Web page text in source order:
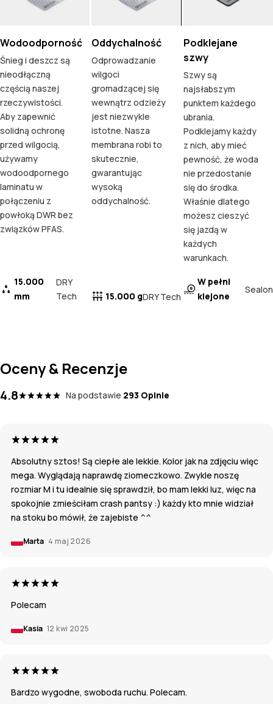
Wodoodporność
Śnieg i deszcz są
nieodłączną
częścią naszej
rzeczywistości.
Aby zapewnić
solidną ochronę
przed wilgocią,
używamy
wodoodpornego
laminatu w
połączeniu z
powłoką DWR bez
związków PFAS.
15.000
mm
DRY
Tech
Oddychalność
Odprowadzanie
wilgoci
gromadzącej się
wewnątrz odzieży
jest niezwykle
istotne. Nasza
membrana robi to
skutecznie,
gwarantując
wysoką
oddychalność.
15.000 gDRY Tech
Podklejane
szwy
Szwy są
najsłabszym
punktem każdego
ubrania.
Podklejamy każdy
z nich, aby mieć
pewność, że woda
nie przedostanie
się do środka.
Właśnie dlatego
możesz cieszyć
się jazdą w
każdych
warunkach.
W pełni
klejone
Sealon
Oceny & Recenzje
4.8 Na podstawie 293 Opinie
Absolutny sztos! Są ciepłe ale lekkie. Kolor jak na zdjęciu więc
mega. Wyglądają naprawdę ziomeczkowo. Zwykle noszę
rozmiar M i tu idealnie się sprawdził, bo mam lekki luz, więc na
spokojnie zmieściłam crash pantsy :) każdy kto mnie widział
na stoku bo mówił, że zajebiste ^^
Marta 4 maj 2026
Polecam
Kasia 12 kwi 2025
Bardzo wygodne, swoboda ruchu. Polecam.